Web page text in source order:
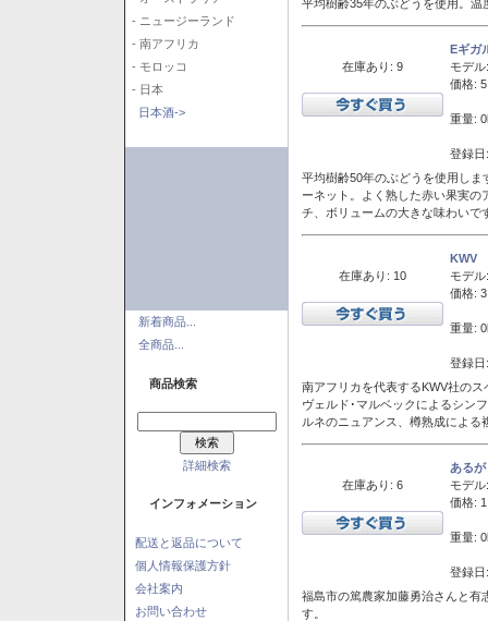
- ニュージーランド
- 南アフリカ
- モロッコ
- 日本
日本酒->
新着商品...
全商品...
商品検索
詳細検索
インフォメーション
配送と返品について
個人情報保護方針
会社案内
お問い合わせ
平均樹齢35年のぶどうを使用。
在庫あり: 9
Eギガ
モデル:
価格:
重量:
登録
平均樹齢50年のぶどうを使用し
ーネット。よく熟した赤い果実
チ、ボリュームの大きな味わいで
在庫あり: 10
KWV
モデル:
価格:
重量:
登録
南アフリカを代表するKWV社の
ヴェルド･マルベックによるシン
ルネのニュアンス、樽熟成によ
在庫あり: 6
ある
モデル:
価格:
重量:
登録
福島市の篤農家加藤勇治さんと有
す。